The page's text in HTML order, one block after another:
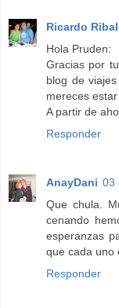
Ricardo
Hola Pruden:
Gracias por
blog de
mereces
A partir de
Responder
AnayDani 03
Que chula.
cenando
esperanzas
que cada uno
Responder